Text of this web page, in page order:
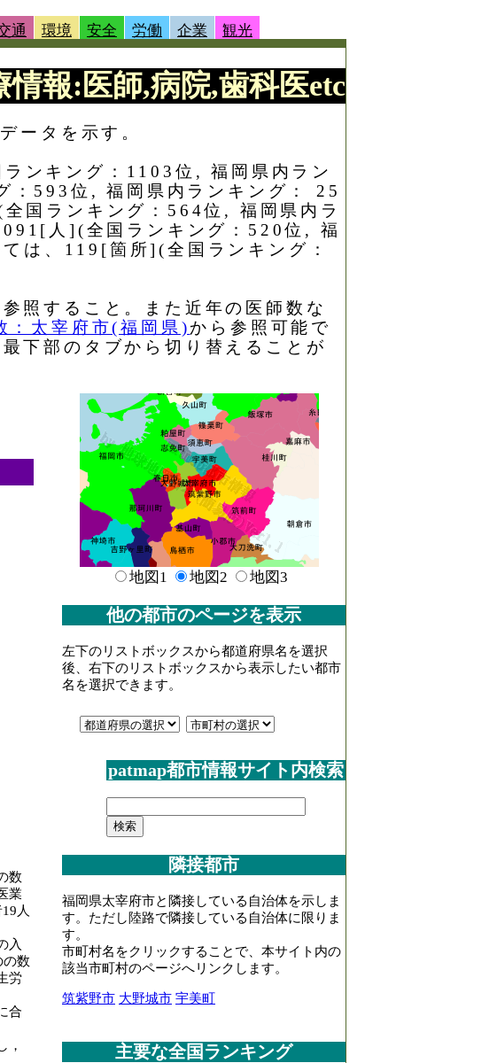
通 環境 安全 労働 企業 観光
報:医師,病院,歯科医etc
ータを示す。
ンキング：1103位, 福岡県内ラン
：593位, 福岡県内ランキング： 25
国ランキング：564位, 福岡県内ラ
人](全国ランキング：520位, 福
は、119[箇所](全国ランキング：
照すること。また近年の医師数な
：太宰府市(福岡県)から参照可能で
下部のタブから切り替えることが
数
業
人
入
の数
労
合
，
地図1 地図2 地図3
他の都市のページを表示
左下のリストボックスから都道府県名を選択
後、右下のリストボックスから表示したい都市
名を選択できます。
patmap都市情報サイト内検索
隣接都市
福岡県太宰府市と隣接している自治体を示しま
す。ただし陸路で隣接している自治体に限りま
す。
市町村名をクリックすることで、本サイト内の
該当市町村のページへリンクします。
筑紫野市 大野城市 宇美町
主要な全国ランキング